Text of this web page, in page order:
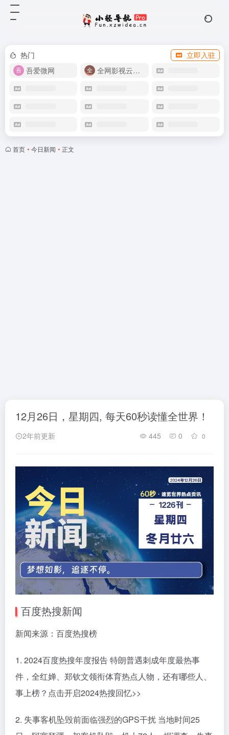
热门
立即入驻
吾爱微网
全网影视云盘资源
首页 • 今日新闻 • 正文
12月26日，星期四, 每天60秒读懂全世界！
2年前更新 445 0 0
百度热搜新闻
新闻来源：百度热搜榜
1. 2024百度热搜年度报告 特朗普遇刺成年度最热事
件，全红婵、郑钦文领衔体育热点人物，还有哪些人、
事上榜？点击开启2024热搜回忆>>
2. 失事客机坠毁前面临强烈的GPS干扰 当地时间25